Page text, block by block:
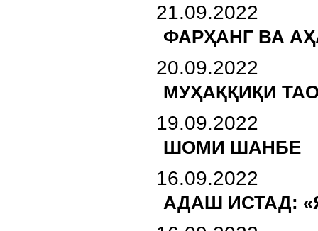
21.09.2022
ФАРҲАНГ ВА
20.09.2022
МУҲАҚҚИҚИ
19.09.2022
ШОМИ ШАНБЕ
16.09.2022
АДАШ ИСТАД: